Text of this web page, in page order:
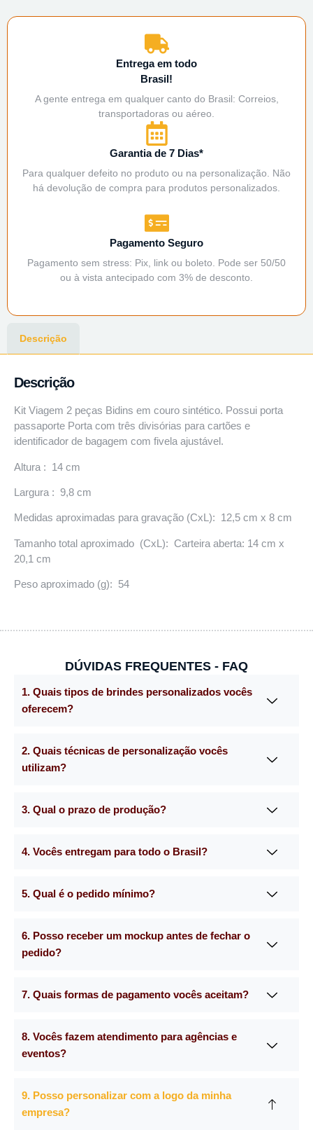
Entrega em todo
Brasil!
A gente entrega em qualquer canto do Brasil: Correios,
transportadoras ou aéreo.
Garantia de 7 Dias*
Para qualquer defeito no produto ou na personalização. Não
há devolução de compra para produtos personalizados.
Pagamento Seguro
Pagamento sem stress: Pix, link ou boleto. Pode ser 50/50
ou à vista antecipado com 3% de desconto.
Descrição
Descrição
Kit Viagem 2 peças Bidins em couro sintético. Possui porta
passaporte Porta com três divisórias para cartões e
identificador de bagagem com fivela ajustável.
Altura : 14 cm
Largura : 9,8 cm
Medidas aproximadas para gravação (CxL): 12,5 cm x 8 cm
Tamanho total aproximado (CxL): Carteira aberta: 14 cm x
20,1 cm
Peso aproximado (g): 54
DÚVIDAS FREQUENTES - FAQ
1. Quais tipos de brindes personalizados vocês
oferecem?
2. Quais técnicas de personalização vocês
utilizam?
3. Qual o prazo de produção?
4. Vocês entregam para todo o Brasil?
5. Qual é o pedido mínimo?
6. Posso receber um mockup antes de fechar o
pedido?
7. Quais formas de pagamento vocês aceitam?
8. Vocês fazem atendimento para agências e
eventos?
9. Posso personalizar com a logo da minha
empresa?